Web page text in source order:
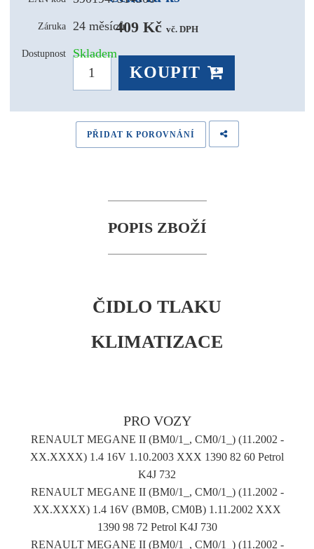
Záruka 24 měsíců
Dostupnost Skladem
409 Kč vč. DPH
KOUPIT
PŘIDAT K POROVNÁNÍ
POPIS ZBOŽÍ
ČIDLO TLAKU
KLIMATIZACE
PRO VOZY
RENAULT MEGANE II (BM0/1_, CM0/1_) (11.2002 -
XX.XXXX) 1.4 16V 1.10.2003 XXX 1390 82 60 Petrol
K4J 732
RENAULT MEGANE II (BM0/1_, CM0/1_) (11.2002 -
XX.XXXX) 1.4 16V (BM0B, CM0B) 1.11.2002 XXX
1390 98 72 Petrol K4J 730
RENAULT MEGANE II (BM0/1_, CM0/1_) (11.2002 -